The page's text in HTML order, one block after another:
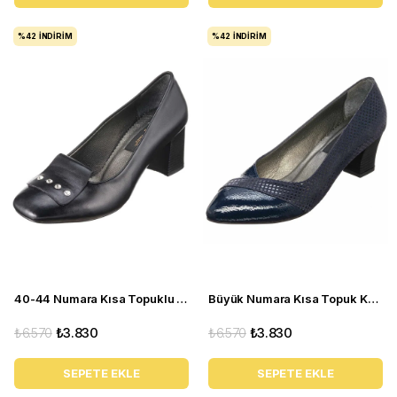
40-44 Numara Kısa Topuklu Siyah Kadın Stiletto Ayakkabı M.F1617
₺3.830
₺6.570
SEPETE EKLE
%42 İNDIRIM
Büyük Numara Kısa Topuk Kadın Stiletto Ayakkabı KDR1717 Lacivert
₺3.830
₺6.570
SEPETE EKLE
%42 İNDIRIM